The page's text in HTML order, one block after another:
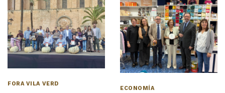
FORA VILA VERD
ECONOMÍA